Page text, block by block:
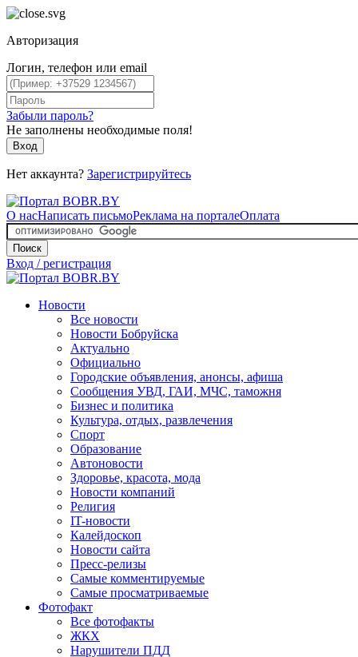
Авторизация
Логин, телефон или email
Забыли пароль?
Не заполнены необходимые поля!
Вход
Нет аккаунта? Зарегистрируйтесь
О насНаписать письмоРеклама на порталеОплата
Поиск
Вход / регистрация
Новости
Все новости
Новости Бобруйска
Актуально
Официально
Городские объявления, анонсы, афиша
Сообщения УВД, ГАИ, МЧС, таможня
Бизнес и политика
Культура, отдых, развлечения
Спорт
Образование
Автоновости
Здоровье, красота, мода
Новости компаний
Религия
IT-новости
Калейдоскоп
Новости сайта
Пресс-релизы
Самые комментируемые
Самые просматриваемые
Фотофакт
Все фотофакты
ЖКХ
Нарушители ПДД